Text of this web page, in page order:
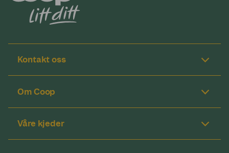
Kontakt oss
Om Coop
Våre kjeder